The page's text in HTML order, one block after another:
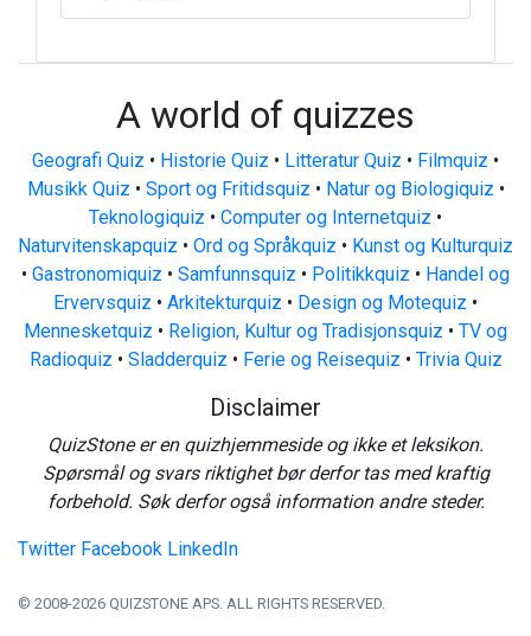
A world of quizzes
Geografi Quiz • Historie Quiz • Litteratur Quiz • Filmquiz •
Musikk Quiz • Sport og Fritidsquiz • Natur og Biologiquiz •
Teknologiquiz • Computer og Internetquiz •
Naturvitenskapquiz • Ord og Språkquiz • Kunst og Kulturquiz
• Gastronomiquiz • Samfunnsquiz • Politikkquiz • Handel og
Ervervsquiz • Arkitekturquiz • Design og Motequiz •
Mennesketquiz • Religion, Kultur og Tradisjonsquiz • TV og
Radioquiz • Sladderquiz • Ferie og Reisequiz • Trivia Quiz
Disclaimer
QuizStone er en quizhjemmeside og ikke et leksikon.
Spørsmål og svars riktighet bør derfor tas med kraftig
forbehold. Søk derfor også information andre steder.
Twitter Facebook LinkedIn
© 2008-2026 QUIZSTONE APS. ALL RIGHTS RESERVED.